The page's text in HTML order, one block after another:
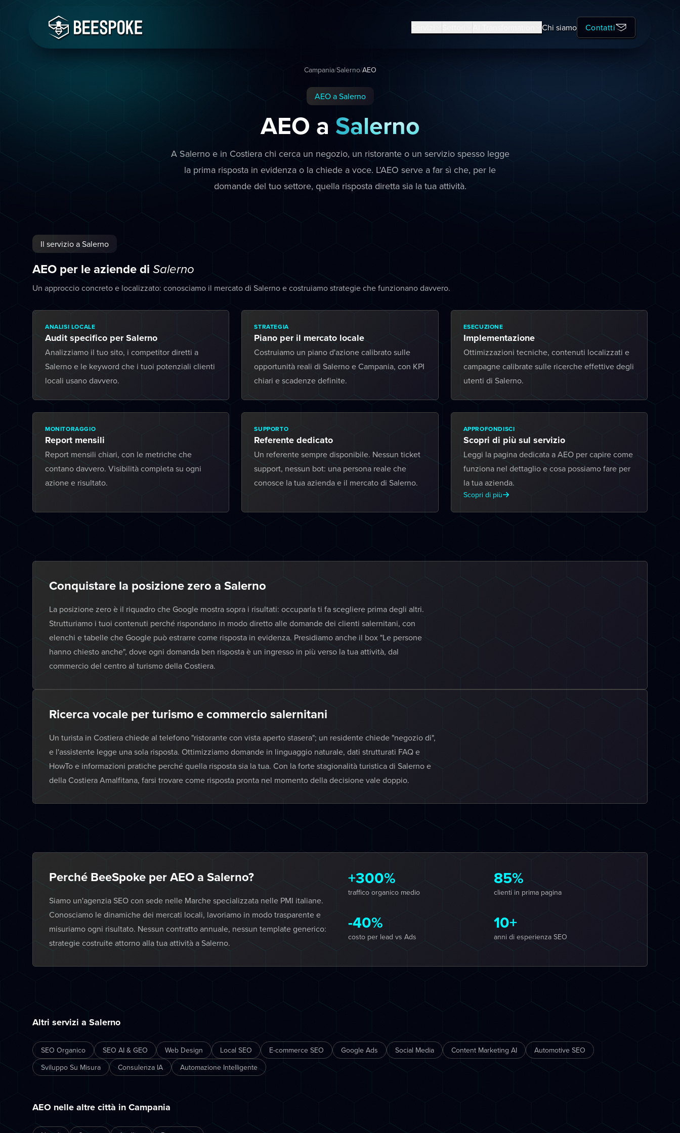
Chi siamo Contatti
Campania/Salerno/AEO
AEO a Salerno
AEO a Salerno
A Salerno e in Costiera chi cerca un negozio, un ristorante o un servizio spesso legge
la prima risposta in evidenza o la chiede a voce. L'AEO serve a far sì che, per le
domande del tuo settore, quella risposta diretta sia la tua attività.
Il servizio a Salerno
AEO per le aziende di Salerno
Un approccio concreto e localizzato: conosciamo il mercato di Salerno e costruiamo strategie che funzionano davvero.
ANALISI LOCALE
Audit specifico per Salerno
Analizziamo il tuo sito, i competitor diretti a
Salerno e le keyword che i tuoi potenziali clienti
locali usano davvero.
STRATEGIA
Piano per il mercato locale
Costruiamo un piano d'azione calibrato sulle
opportunità reali di Salerno e Campania, con KPI
chiari e scadenze definite.
ESECUZIONE
Implementazione
Ottimizzazioni tecniche, contenuti localizzati e
campagne calibrate sulle ricerche effettive degli
utenti di Salerno.
MONITORAGGIO
Report mensili
Report mensili chiari, con le metriche che
contano davvero. Visibilità completa su ogni
azione e risultato.
SUPPORTO
Referente dedicato
Un referente sempre disponibile. Nessun ticket
support, nessun bot: una persona reale che
conosce la tua azienda e il mercato di Salerno.
APPROFONDISCI
Scopri di più sul servizio
Leggi la pagina dedicata a AEO per capire come
funziona nel dettaglio e cosa possiamo fare per
la tua azienda.
Scopri di più
Conquistare la posizione zero a Salerno
La posizione zero è il riquadro che Google mostra sopra i risultati: occuparla ti fa scegliere prima degli altri.
Strutturiamo i tuoi contenuti perché rispondano in modo diretto alle domande dei clienti salernitani, con
elenchi e tabelle che Google può estrarre come risposta in evidenza. Presidiamo anche il box "Le persone
hanno chiesto anche", dove ogni domanda ben risposta è un ingresso in più verso la tua attività, dal
commercio del centro al turismo della Costiera.
Ricerca vocale per turismo e commercio salernitani
Un turista in Costiera chiede al telefono "ristorante con vista aperto stasera"; un residente chiede "negozio di",
e l'assistente legge una sola risposta. Ottimizziamo domande in linguaggio naturale, dati strutturati FAQ e
HowTo e informazioni pratiche perché quella risposta sia la tua. Con la forte stagionalità turistica di Salerno e
della Costiera Amalfitana, farsi trovare come risposta pronta nel momento della decisione vale doppio.
Perché BeeSpoke per AEO a Salerno?
Siamo un'agenzia SEO con sede nelle Marche specializzata nelle PMI italiane.
Conosciamo le dinamiche dei mercati locali, lavoriamo in modo trasparente e
misuriamo ogni risultato. Nessun contratto annuale, nessun template generico:
strategie costruite attorno alla tua attività a Salerno.
+300%
traffico organico medio
85%
clienti in prima pagina
-40%
costo per lead vs Ads
10+
anni di esperienza SEO
Altri servizi a Salerno
SEO Organico SEO AI & GEO Web Design Local SEO E-commerce SEO Google Ads Social Media Content Marketing AI
Automotive SEO
Sviluppo Su Misura
Consulenza IA Automazione Intelligente
AEO nelle altre città in Campania